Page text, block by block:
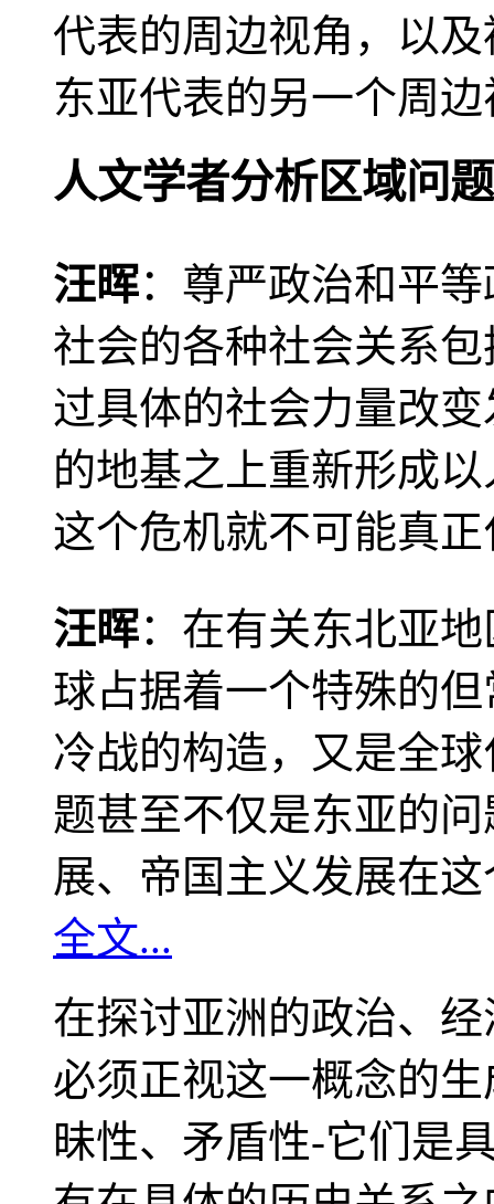
代表的周边视角，以
东亚代表的另一个周
人文学者分析区域问题
汪晖：尊严政治和平
社会的各种社会关系
过具体的社会力量改
的地基之上重新形成
这个危机就不可能真
汪晖：在有关东北亚
球占据着一个特殊的
冷战的构造，又是全
题甚至不仅是东亚的
展、帝国主义发展在
全文...
在探讨亚洲的政治、
必须正视这一概念的
昧性、矛盾性-它们是